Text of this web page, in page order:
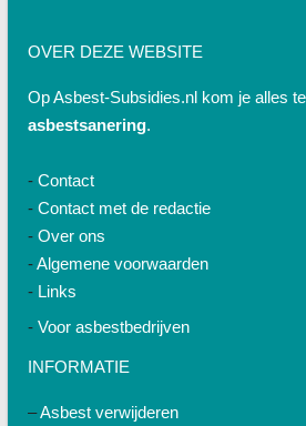
OVER DEZE WEBSITE
Op Asbest-Subsidies.nl kom je alles
asbestsanering.
- Contact
- Contact met de redactie
- Over ons
-Algemene voorwaarden
- Links
- Voor asbestbedrijven
INFORMATIE
–Asbest verwijderen